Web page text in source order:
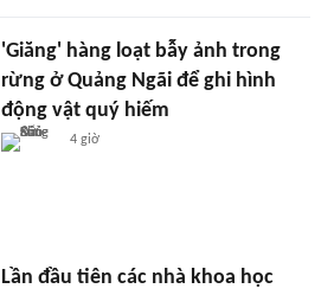
'Giăng' hàng loạt bẫy ảnh trong
rừng ở Quảng Ngãi để ghi hình
động vật quý hiếm
4 giờ
Lần đầu tiên các nhà khoa học